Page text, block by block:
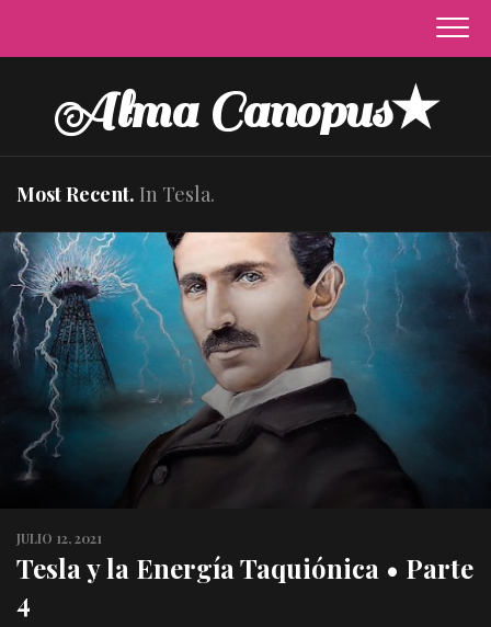
content
Alma Canopus★
Most Recent. In Tesla.
JULIO 12, 2021
Tesla y la Energía Taquiónica • Parte
4